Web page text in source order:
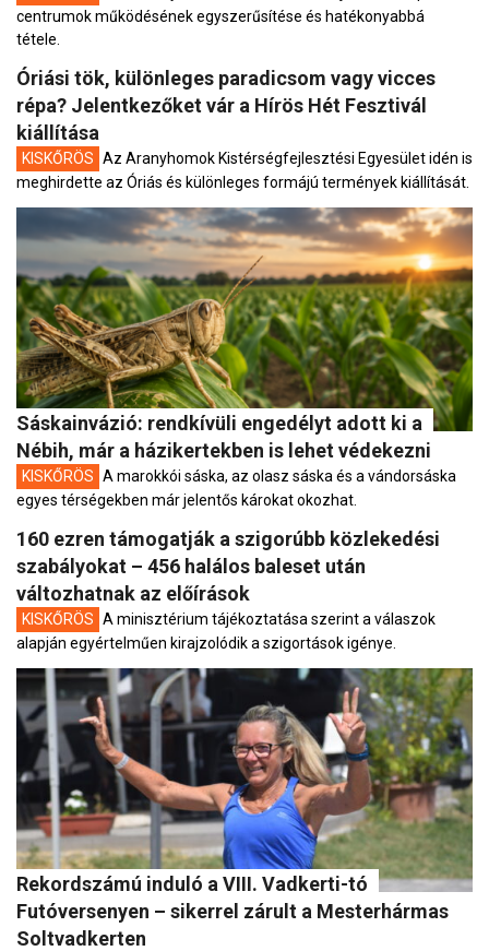
centrumok működésének egyszerűsítése és hatékonyabbá
tétele.
Óriási tök, különleges paradicsom vagy vicces
répa? Jelentkezőket vár a Hírös Hét Fesztivál
kiállítása
KISKŐRÖS Az Aranyhomok Kistérségfejlesztési Egyesület idén is
meghirdette az Óriás és különleges formájú termények kiállítását.
Sáskainvázió: rendkívüli engedélyt adott ki a
Nébih, már a házikertekben is lehet védekezni
KISKŐRÖS A marokkói sáska, az olasz sáska és a vándorsáska
egyes térségekben már jelentős károkat okozhat.
160 ezren támogatják a szigorúbb közlekedési
szabályokat – 456 halálos baleset után
változhatnak az előírások
KISKŐRÖS A minisztérium tájékoztatása szerint a válaszok
alapján egyértelműen kirajzolódik a szigortások igénye.
Rekordszámú induló a VIII. Vadkerti-tó
Futóversenyen – sikerrel zárult a Mesterhármas
Soltvadkerten